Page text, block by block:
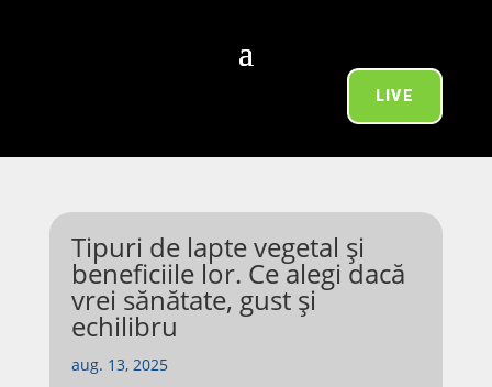
LIVE
Tipuri de lapte vegetal și
beneficiile lor. Ce alegi dacă
vrei sănătate, gust și
echilibru
aug. 13, 2025